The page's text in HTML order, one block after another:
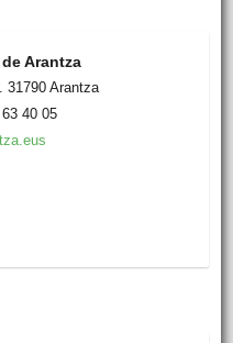
Arantza
31790 Arantza
40 05